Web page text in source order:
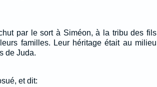
par le sort à Siméon, à la tribu des fils
familles. Leur héritage était au milieu
de Juda.
et dit: